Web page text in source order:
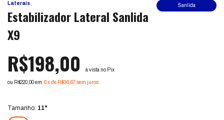
Laterais
Estabilizador Lateral Sanlida
X9
Sanlida
R$198,00 à vista no Pix
ou R$220,00 em 6xde R$36,67sem juros
Tamanho: 11"